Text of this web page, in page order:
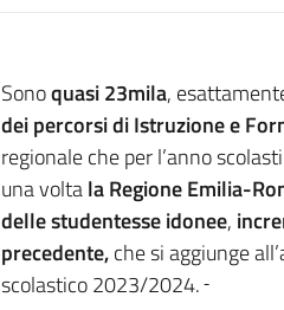
Introduzione
Sonoquasi 23mila,
dei percorsi di Istruzione e
regionale che per l’anno
una voltala Regione Emilia-
delle studentesse idonee,
precedente,che si aggiunge
scolastico 2023/2024.